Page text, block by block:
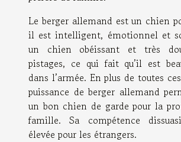
Le berger allemand est un chien
il est intelligent, émotionnel et
un chien obéissant et très
pistages, ce qui fait qu’il est
dans l’armée. En plus de toutes
puissance de berger allemand
un bon chien de garde pour la
famille. Sa compétence
élevée pour les étrangers.